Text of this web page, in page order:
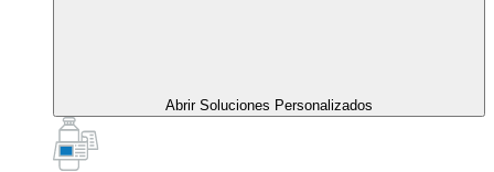
Abrir Soluciones Personalizados